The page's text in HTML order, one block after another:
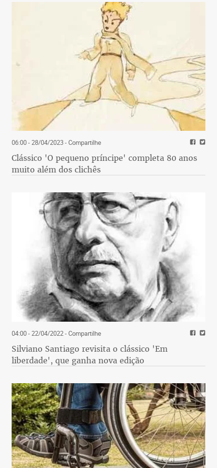
06:00 - 28/04/2023- Compartilhe
Clássico 'O pequeno príncipe' completa 80 anos
muito além dos clichês
04:00 - 22/04/2022- Compartilhe
Silviano Santiago revisita o clássico 'Em
liberdade', que ganha nova edição